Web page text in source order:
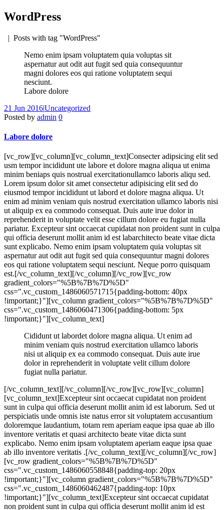
WordPress
| Posts with tag "WordPress"
Nemo enim ipsam voluptatem quia voluptas sit
aspernatur aut odit aut fugit sed quia consequuntur
magni dolores eos qui ratione voluptatem sequi
nesciunt.
Labore dolore
21 Jun 2016|Uncategorized
Posted by admin 0
Labore dolore
[vc_row][vc_column][vc_column_text]Consecter adipsicing elit sed
usm tempor incididunt ute labore et dolore magna aliqua ut enima
minim beniaps quis nostrual exercitationullamco laboris aliqu sed.
Lorem ipsum dolor sit amet consectetur adipisicing elit sed do
eiusmod tempor incididunt ut labord et dolore magna aliqua. Ut
enim ad minim veniam quis nostrud exercitation ullamco laboris nisi
ut aliquip ex ea commodo consequat. Duis aute irue dolor in
reprehenderit in voluptate velit esse cillum dolore eu fugiat nulla
pariatur. Excepteur sint occaecat cupidatat non proident sunt in culpa
qui officia deserunt mollit anim id est labarchitecto beate vitae dicta
sunt explicabo. Nemo enim ipsam voluptatem quia voluptas sit
aspernatur aut odit aut fugit sed quia consequuntur magni dolores
eos qui ratione voluptatem sequi nesciunt. Neque porro quisquam
est.[/vc_column_text][/vc_column][/vc_row][vc_row
gradient_colors="%5B%7B%7D%5D"
css=".vc_custom_1486060571715{padding-bottom: 40px
!important;}"][vc_column gradient_colors="%5B%7B%7D%5D"
css=".vc_custom_1486060471306{padding-bottom: 5px
!important;}"][vc_column_text]
Cididunt ut labordet dolore magna aliqua. Ut enim ad
minim veniam quis nostrud exercitation ullamco laboris
nisi ut aliquip ex ea commodo consequat. Duis aute irue
dolor in reprehenderit in voluptate velit cillum dolore
fugiat nulla pariatur.
[/vc_column_text][/vc_column][/vc_row][vc_row][vc_column]
[vc_column_text]Excepteur sint occaecat cupidatat non proident
sunt in culpa qui officia deserunt mollit anim id est laborum. Sed ut
perspiciatis unde omnis iste natus error sit voluptatem accusantium
doloremque laudantium, totam rem aperiam eaque ipsa quae ab illo
inventore veritatis et quasi architecto beate vitae dicta sunt
explicabo. Nemo enim ipsam voluptatem aperiam eaque ipsa quae
ab illo inventore veritatis .[/vc_column_text][/vc_column][/vc_row]
[vc_row gradient_colors="%5B%7B%7D%5D"
css=".vc_custom_1486060558848{padding-top: 20px
!important;}"][vc_column gradient_colors="%5B%7B%7D%5D"
css=".vc_custom_1486060462487{padding-top: 10px
!important;}"][vc_column_text]Excepteur sint occaecat cupidatat
non proident sunt in culpa qui officia deserunt mollit anim id est